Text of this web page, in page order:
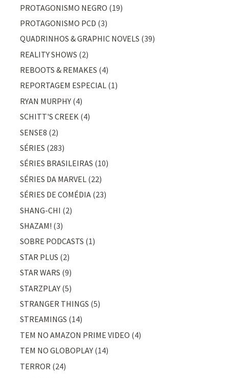
PROTAGONISMO NEGRO (19)
PROTAGONISMO PCD (3)
QUADRINHOS & GRAPHIC NOVELS (39)
REALITY SHOWS (2)
REBOOTS & REMAKES (4)
REPORTAGEM ESPECIAL (1)
RYAN MURPHY (4)
SCHITT'S CREEK (4)
SENSE8 (2)
SÉRIES (283)
SÉRIES BRASILEIRAS (10)
SÉRIES DA MARVEL (22)
SÉRIES DE COMÉDIA (23)
SHANG-CHI (2)
SHAZAM! (3)
SOBRE PODCASTS (1)
STAR PLUS (2)
STAR WARS (9)
STARZPLAY (5)
STRANGER THINGS (5)
STREAMINGS (14)
TEM NO AMAZON PRIME VIDEO (4)
TEM NO GLOBOPLAY (14)
TERROR (24)